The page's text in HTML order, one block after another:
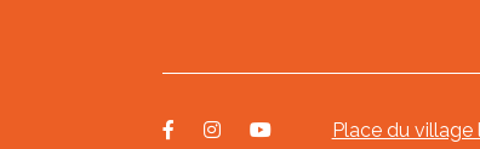
Place du